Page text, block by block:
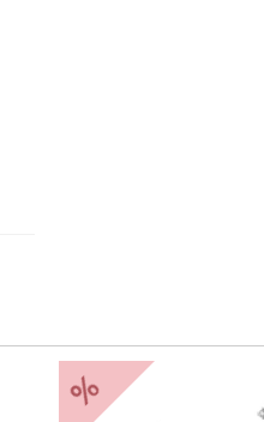
%